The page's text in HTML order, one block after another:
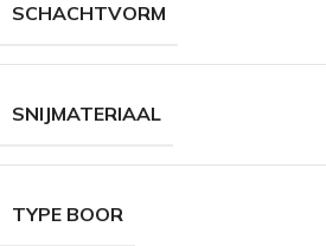
SCHACHTVORM
SNIJMATERIAAL
TYPE BOOR